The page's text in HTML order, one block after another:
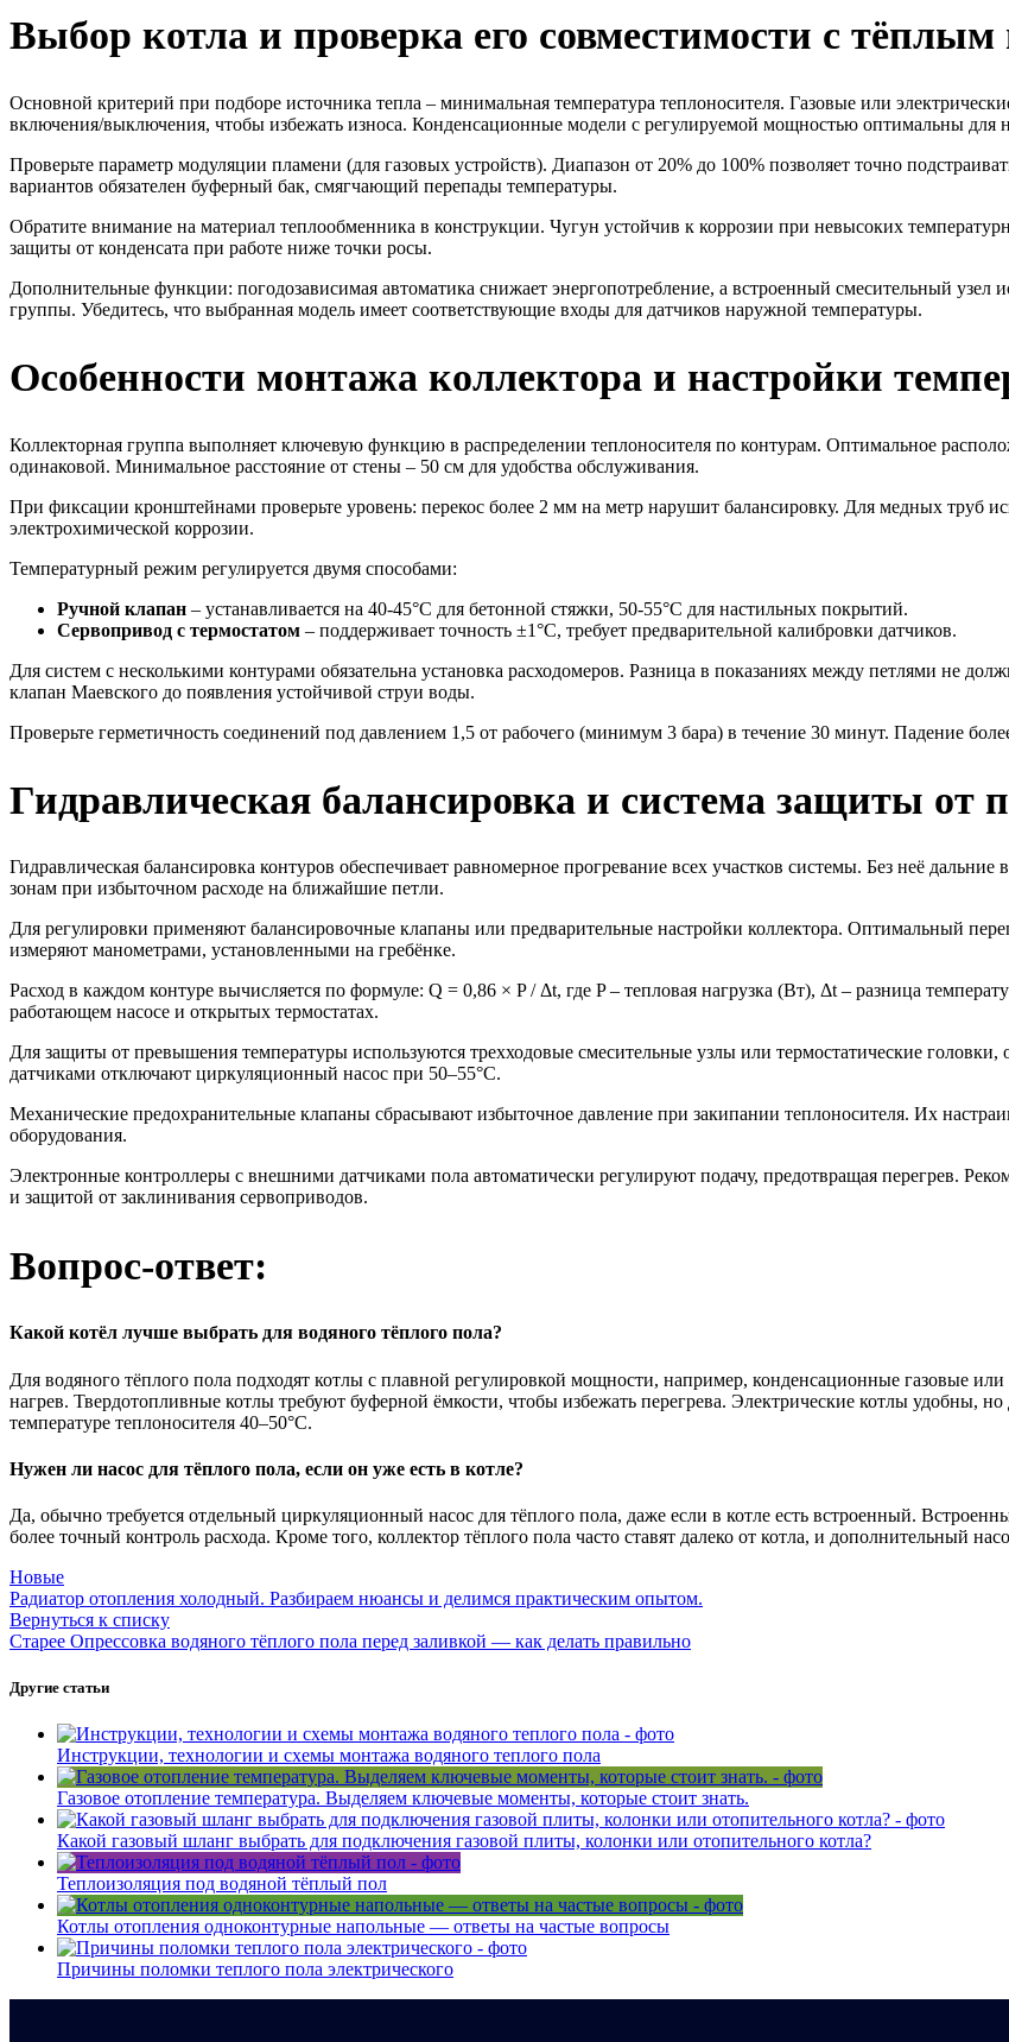
Выбор котла и проверка его совместимости с
Основной критерий при подборе источника тепла – минимальная температура теплоносителя. Газовые или
включения/выключения, чтобы избежать износа. Конденсационные модели с регулируемой мощностью оптимальны для
Проверьте параметр модуляции пламени (для газовых устройств). Диапазон от 20% до 100% позволяет точно
вариантов обязателен буферный бак, смягчающий перепады температуры.
Обратите внимание на материал теплообменника в конструкции. Чугун устойчив к коррозии при невысоких
защиты от конденсата при работе ниже точки росы.
Дополнительные функции: погодозависимая автоматика снижает энергопотребление, а встроенный смесительный узел
группы. Убедитесь, что выбранная модель имеет соответствующие входы для датчиков наружной температуры.
Особенности монтажа коллектора и настройки
Коллекторная группа выполняет ключевую функцию в распределении теплоносителя по контурам. Оптимальное
одинаковой. Минимальное расстояние от стены – 50 см для удобства обслуживания.
При фиксации кронштейнами проверьте уровень: перекос более 2 мм на метр нарушит балансировку. Для медных труб
электрохимической коррозии.
Температурный режим регулируется двумя способами:
Ручной клапан – устанавливается на 40-45°C для бетонной стяжки, 50-55°C для настильных покрытий.
Сервопривод с термостатом – поддерживает точность ±1°C, требует предварительной калибровки датчиков.
Для систем с несколькими контурами обязательна установка расходомеров. Разница в показаниях между петлями не
клапан Маевского до появления устойчивой струи воды.
Проверьте герметичность соединений под давлением 1,5 от рабочего (минимум 3 бара) в течение 30 минут. Падение
Гидравлическая балансировка и система защиты от
Гидравлическая балансировка контуров обеспечивает равномерное прогревание всех участков системы. Без неё
зонам при избыточном расходе на ближайшие петли.
Для регулировки применяют балансировочные клапаны или предварительные настройки коллектора. Оптимальный
измеряют манометрами, установленными на гребёнке.
Расход в каждом контуре вычисляется по формуле: Q = 0,86 × P / Δt, где P – тепловая нагрузка (Вт), Δt – разница
работающем насосе и открытых термостатах.
Для защиты от превышения температуры используются трехходовые смесительные узлы или термостатические
датчиками отключают циркуляционный насос при 50–55°C.
Механические предохранительные клапаны сбрасывают избыточное давление при закипании теплоносителя. Их
оборудования.
Электронные контроллеры с внешними датчиками пола автоматически регулируют подачу, предотвращая перегрев.
и защитой от заклинивания сервоприводов.
Вопрос-ответ:
Какой котёл лучше выбрать для водяного тёплого пола?
Для водяного тёплого пола подходят котлы с плавной регулировкой мощности, например, конденсационные газовые
нагрев. Твердотопливные котлы требуют буферной ёмкости, чтобы избежать перегрева. Электрические котлы удобны,
температуре теплоносителя 40–50°C.
Нужен ли насос для тёплого пола, если он уже есть в котле?
Да, обычно требуется отдельный циркуляционный насос для тёплого пола, даже если в котле есть встроенный.
более точный контроль расхода. Кроме того, коллектор тёплого пола часто ставят далеко от котла, и дополнительный
Новые
Радиатор отопления холодный. Разбираем нюансы и делимся практическим опытом.
Вернуться к списку
Старее Опрессовка водяного тёплого пола перед заливкой — как делать правильно
Другие статьи
Инструкции, технологии и схемы монтажа водяного теплого пола
Газовое отопление температура. Выделяем ключевые моменты, которые стоит знать.
Какой газовый шланг выбрать для подключения газовой плиты, колонки или отопительного котла?
Теплоизоляция под водяной тёплый пол
Котлы отопления одноконтурные напольные — ответы на частые вопросы
Причины поломки теплого пола электрического